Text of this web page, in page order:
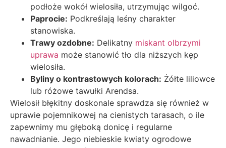
podłoże wokół wielosiła, utrzymując wilgoć.
Paprocie: Podkreślają leśny charakter
stanowiska.
Trawy ozdobne: Delikatny miskant olbrzymi
uprawa może stanowić tło dla niższych kęp
wielosiła.
Byliny o kontrastowych kolorach: Żółte liliowce
lub różowe tawułki Arendsa.
Wielosił błękitny doskonale sprawdza się również w
uprawie pojemnikowej na cienistych tarasach, o ile
zapewnimy mu głęboką donicę i regularne
nawadnianie. Jego niebieskie kwiaty ogrodowe